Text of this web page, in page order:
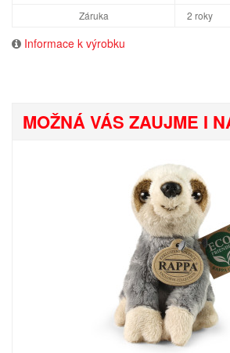
Záruka
2 roky
Informace k výrobku
MOŽNÁ VÁS ZAUJME I